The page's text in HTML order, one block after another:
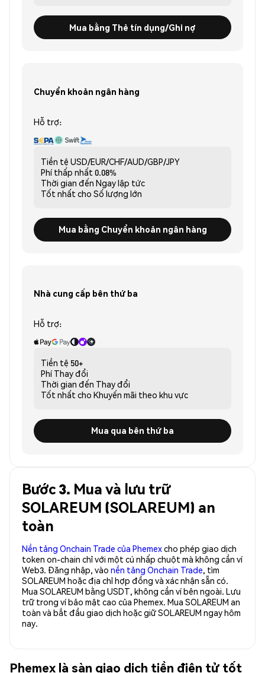
Mua bằng Thẻ tín dụng/Ghi nợ
Chuyển khoản ngân hàng
Hỗ trợ:
Tiền tệ USD/EUR/CHF/AUD/GBP/JPY
Phí thấp nhất 0.08%
Thời gian đến Ngay lập tức
Tốt nhất cho Số lượng lớn
Mua bằng Chuyển khoản ngân hàng
Nhà cung cấp bên thứ ba
Hỗ trợ:
Tiền tệ 50+
Phí Thay đổi
Thời gian đến Thay đổi
Tốt nhất cho Khuyến mãi theo khu vực
Mua qua bên thứ ba
Bước 3. Mua và lưu trữ
SOLAREUM (SOLAREUM) an
toàn
Nền tảng Onchain Trade của Phemexcho phép giao dịch
token on-chain chỉ với một cú nhấp chuột mà không cần ví
Web3. Đăng nhập, vào nền tảng Onchain Trade, tìm
SOLAREUM hoặc địa chỉ hợp đồng và xác nhận sẵn có.
Mua SOLAREUM bằng USDT, không cần ví bên ngoài. Lưu
trữ trong ví bảo mật cao của Phemex. Mua SOLAREUM an
toàn và bắt đầu giao dịch hoặc giữ SOLAREUM ngay hôm
nay.
Phemex là sàn giao dịch tiền điện tử tốt